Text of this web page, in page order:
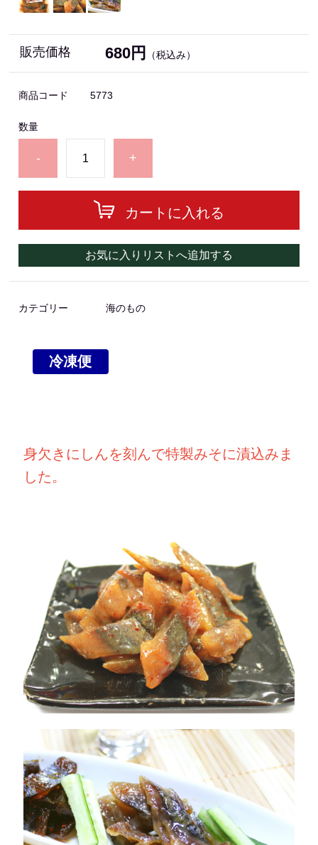
販売価格 680円 （税込み）
商品コード 5773
数量
- +
カートに入れる
お気に入りリストへ追加する
カテゴリー 海のもの
冷凍便
身欠きにしんを刻んで特製みそに漬込みま
した。